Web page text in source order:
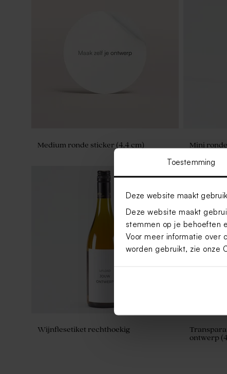
Toestemming
Deze website maakt
Deze website maakt
stemmen op je behoeften
Voor meer informatie over
worden gebruikt, zie onze
Medium ronde sticker (4,4 cm) Mini
Wijnflesetiket rechthoekig
ontwerp